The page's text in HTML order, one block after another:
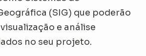
(SIG) que poderão
e análise
no seu projeto.